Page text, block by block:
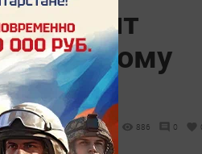
886 0